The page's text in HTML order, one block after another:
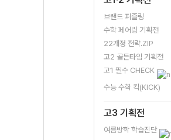
브랜드 퍼즐링
수학 페어링 기획전
22개정 전략.ZIP
고2 골든타임 기획전
고1 필수 CHECK
수능 수학 킥(KICK)
고3 기획전
여름방학 학습진단